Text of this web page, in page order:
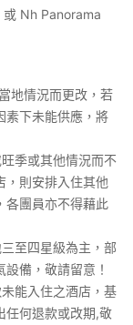
Nh Panorama
地情況而更改，若
素下未能供應，將
季或其他情況而不
，則安排入住其他
各團員亦不得藉此
至四星級為主，部
備，敬請留意！
能入住之酒店，基
任何退款或改期,敬